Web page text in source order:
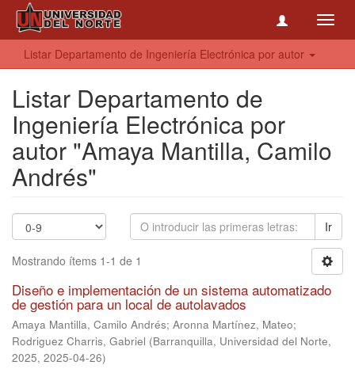
Listar Departamento de Ingeniería Electrónica por autor
Listar Departamento de
Ingeniería Electrónica por
autor "Amaya Mantilla, Camilo
Andrés"
Ir
Mostrando ítems 1-1 de 1
Diseño e implementación de un sistema automatizado
de gestión para un local de autolavados
Amaya Mantilla, Camilo Andrés; Aronna Martínez, Mateo;
Rodriguez Charris, Gabriel (Barranquilla, Universidad del Norte,
2025, 2025-04-26)